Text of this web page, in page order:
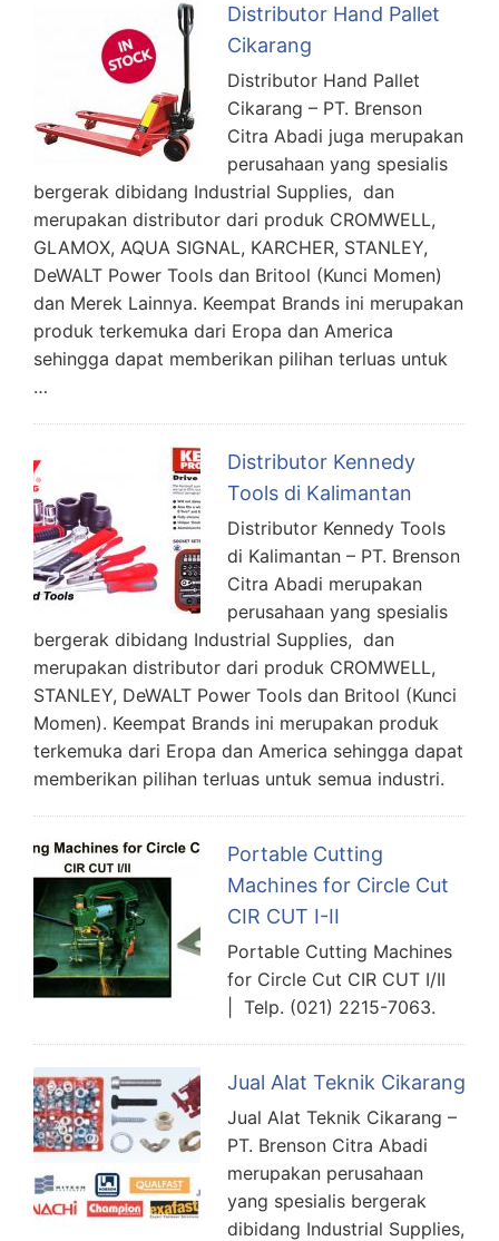
Distributor Hand Pallet
Cikarang
Distributor Hand Pallet
Cikarang – PT. Brenson
Citra Abadi juga merupakan
perusahaan yang spesialis
bergerak dibidang Industrial Supplies, dan
merupakan distributor dari produk CROMWELL,
GLAMOX, AQUA SIGNAL, KARCHER, STANLEY,
DeWALT Power Tools dan Britool (Kunci Momen)
dan Merek Lainnya. Keempat Brands ini merupakan
produk terkemuka dari Eropa dan America
sehingga dapat memberikan pilihan terluas untuk
…
Distributor Kennedy
Tools di Kalimantan
Distributor Kennedy Tools
di Kalimantan – PT. Brenson
Citra Abadi merupakan
perusahaan yang spesialis
bergerak dibidang Industrial Supplies, dan
merupakan distributor dari produk CROMWELL,
STANLEY, DeWALT Power Tools dan Britool (Kunci
Momen). Keempat Brands ini merupakan produk
terkemuka dari Eropa dan America sehingga dapat
memberikan pilihan terluas untuk semua industri.
Portable Cutting
Machines for Circle Cut
CIR CUT I-II
Portable Cutting Machines
for Circle Cut CIR CUT I/II
| Telp. (021) 2215-7063.
Jual Alat Teknik Cikarang
Jual Alat Teknik Cikarang –
PT. Brenson Citra Abadi
merupakan perusahaan
yang spesialis bergerak
dibidang Industrial Supplies,